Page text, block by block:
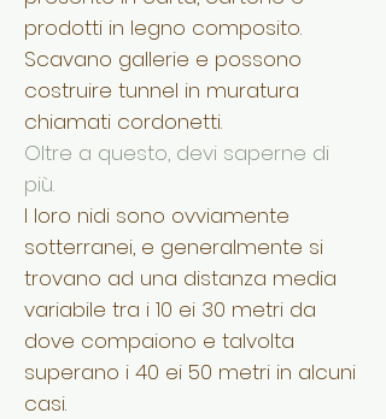
prodotti in legno composito.
Scavano gallerie e possono
costruire tunnel in muratura
chiamati cordonetti.
Oltre a questo, devi saperne di
più.
I loro nidi sono ovviamente
sotterranei, e generalmente si
trovano ad una distanza media
variabile tra i 10 ei 30 metri da
dove compaiono e talvolta
superano i 40 ei 50 metri in alcuni
casi.